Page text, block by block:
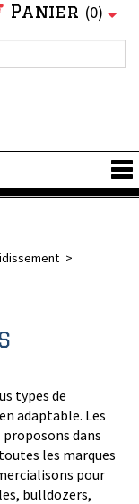
Panier (0)
>
types de
adaptable. Les
proposons dans
les marques
pour
bulldozers,